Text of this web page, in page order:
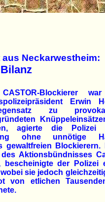
Neckarwestheim:
Blockierer
Erwin
zu
agierte die Polizei
ohne unnötige
gewaltfreien Blockierern.
Aktionsbündnisses
bescheinigte der Polizei
sie jedoch
von etlichen